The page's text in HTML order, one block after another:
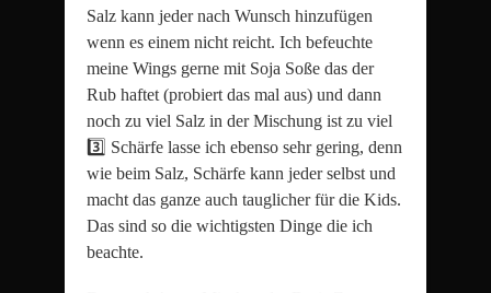
Salz kann jeder nach Wunsch hinzufügen
wenn es einem nicht reicht. Ich befeuchte
meine Wings gerne mit Soja Soße das der
Rub haftet (probiert das mal aus) und dann
noch zu viel Salz in der Mischung ist zu viel
3️⃣ Schärfe lasse ich ebenso sehr gering, denn
wie beim Salz, Schärfe kann jeder selbst und
macht das ganze auch tauglicher für die Kids.
Das sind so die wichtigsten Dinge die ich
beachte.